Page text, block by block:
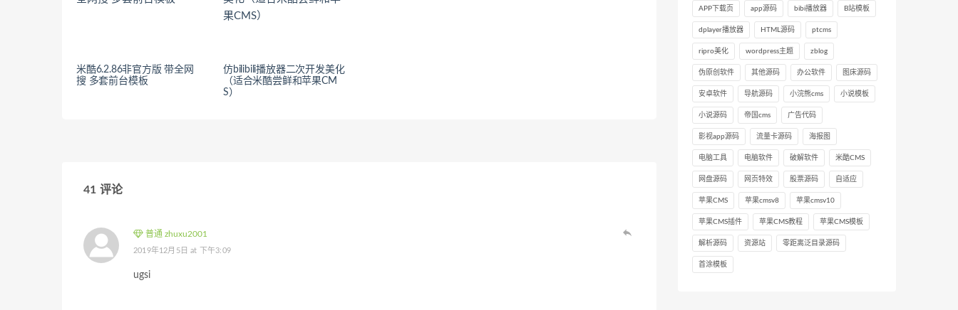
米酷6.2.86非官方版 带全网
搜 多套前台模板
仿bilibili播放器二次开发美化
（适合米酷尝鲜和苹果CM
S）
41 评论
普通 zhuxu2001
2019年12月5日 at 下午3:09
ugsi
APP下载页 app源码 bibi播放器 B站模板
dplayer播放器 HTML源码 ptcms
ripro美化 wordpress主题 zblog
伪原创软件 其他源码 办公软件 图床源码
安卓软件 导航源码 小浣熊cms 小说模板
小说源码 帝国cms 广告代码
影视app源码 流量卡源码 海报图
电脑工具 电脑软件 破解软件 米酷CMS
网盘源码 网页特效 股票源码 自适应
苹果CMS 苹果cmsv8 苹果cmsv10
苹果CMS插件 苹果CMS教程 苹果CMS模板
解析源码 资源站 零距离泛目录源码
首涂模板